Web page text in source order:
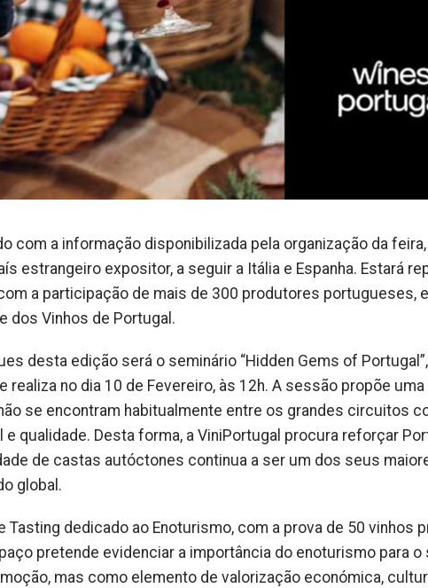
com a informação disponibilizada pela organização da
estrangeiro expositor, a seguir a Itália e Espanha. Estará
a participação de mais de 300 produtores portugueses,
dos Vinhos de Portugal.
desta edição será o seminário “Hidden Gems of
realiza no dia 10 de Fevereiro, às 12h. A sessão propõe
se encontram habitualmente entre os grandes circuitos
qualidade. Desta forma, a ViniPortugal procura reforçar
de castas autóctones continua a ser um dos seus
global.
Tasting dedicado ao Enoturismo, com a prova de 50 vinhos
pretende evidenciar a importância do enoturismo para o
mas como elemento de valorização económica,